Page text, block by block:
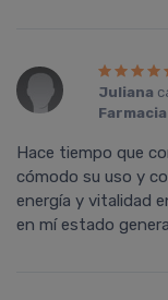
Juliana
Hace tiempo que
cómodo su uso y
energía y vitalidad
en mí estado